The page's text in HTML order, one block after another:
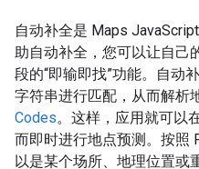
自动补全是 Maps
助自动补全，您可以让自己
段的“即输即找”功能。自动
字符串进行匹配，从而解析
Codes。这样，应用就可以
而即时进行地点预测。按照
以是某个场所、地理位置或